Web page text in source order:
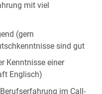
mit viel
(gern
sind gut
Kenntnisse einer
Englisch)
im Call-